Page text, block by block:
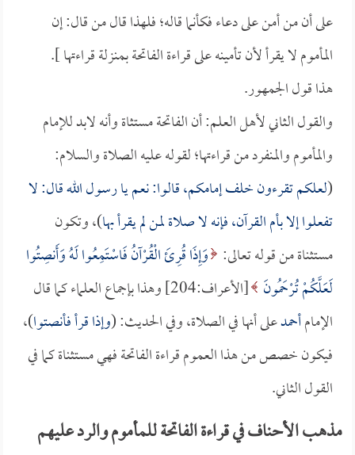
على أن من أمن على دعاء فكأنما قاله؛ فلهذا قال من قال: إن
المأموم لا يقرأ لأن تأمينه على قراءة الفاتحة بمنزلة قراءتها ].
هذا قول الجمهور.
والقول الثاني لأهل العلم: أن الفاتحة مستثاة وأنه لابد للإمام
والمأموم والمنفرد من قراءتها؛ لقوله عليه الصلاة والسلام:
(لعلكم تقرءون خلف إمامكم، قالوا: نعم يا رسول الله قال: لا
تفعلوا إلا بأم القرآن، فإنه لا صلاة لمن لم يقرأ بها)، وتكون
مستثناة من قوله تعالى: وَإِذَا قُرِئَ الْقُرْآنُ فَاسْتَمِعُوا لَهُ وَأَنصِتُوا
لَعَلَّكُمْ تُرْحَمُونَ
[الأعراف:204] وهذا بإجماع العلماء كما قال
الإمامأحمدعلى أنها في الصلاة، وفي الحديث: (وإذا قرأ فأنصتوا)،
فيكون خصص من هذا العموم قراءة الفاتحة فهي مستثناة كما في
القول الثاني.
مذهب الأحناف في قراءة الفاتحة للمأموم والرد عليهم